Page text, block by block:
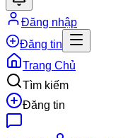
Đăng nhập
Đăng tin
Trang Chủ
Tìm kiếm
Đăng tin